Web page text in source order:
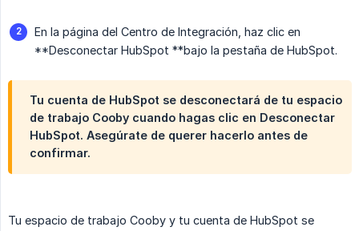
En la página del Centro de Integración, haz clic en
**Desconectar HubSpot **bajo la pestaña de HubSpot.
Tu cuenta de HubSpot se desconectará de tu espacio
de trabajo Cooby cuando hagas clic en Desconectar
HubSpot. Asegúrate de querer hacerlo antes de
confirmar.
Tu espacio de trabajo Cooby y tu cuenta de HubSpot se